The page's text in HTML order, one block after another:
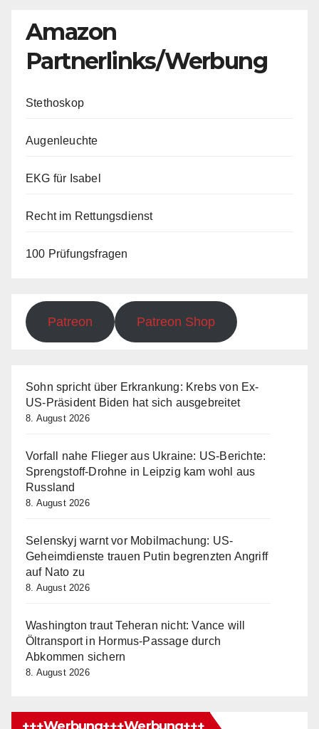
Amazon
Partnerlinks/Werbung
Stethoskop
Augenleuchte
EKG für Isabel
Recht im Rettungsdienst
100 Prüfungsfragen
Patreon Patreon Shop
Sohn spricht über Erkrankung: Krebs von Ex-
US-Präsident Biden hat sich ausgebreitet
8. August 2026
Vorfall nahe Flieger aus Ukraine: US-Berichte:
Sprengstoff-Drohne in Leipzig kam wohl aus
Russland
8. August 2026
Selenskyj warnt vor Mobilmachung: US-
Geheimdienste trauen Putin begrenzten Angriff
auf Nato zu
8. August 2026
Washington traut Teheran nicht: Vance will
Öltransport in Hormus-Passage durch
Abkommen sichern
8. August 2026